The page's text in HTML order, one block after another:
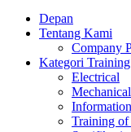
Depan
Tentang Kami
Company
Kategori Training
Electrical
Mechanical
Training of